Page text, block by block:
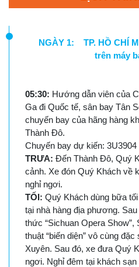
NGÀY 1: TP. HỒ CHÍ
trên máy
05:30: Hướng dẫn viên của
Ga đi Quốc tế, sân bay Tân
chuyến bay của hãng hàng
Thành Đô.
Chuyến bay dự kiến:
TRƯA: Đến Thành Đô, Quý
cảnh. Xe đón Quý Khách về
nghỉ ngơi.
TỐI: Quý Khách dùng bữa
tại nhà hàng địa phương.
thức “Sichuan Opera
thuật “biến diện” vô cùng
Xuyên. Sau đó, xe đưa Quý
ngơi. Nghỉ đêm tại khách